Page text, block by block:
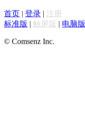
首页 | 登录 | 注册
标准版 | 触屏版 | 电脑版
© Comsenz Inc.